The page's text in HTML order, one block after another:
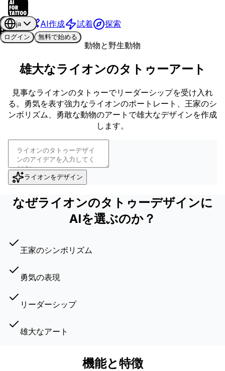
AI作成 試着 探索
ja
ログイン
無料で始める
動物と野生動物
雄大なライオンのタトゥーアート
見事なライオンのタトゥーでリーダーシップを受け入れ
る。勇気を表す強力なライオンのポートレート、王家のシ
ンボリズム、勇敢な動物のアートで雄大なデザインを作成
します。
ライオンをデザイン
なぜライオンのタトゥーデザインに
AIを選ぶのか？
王家のシンボリズム
勇気の表現
リーダーシップ
雄大なアート
機能と特徴